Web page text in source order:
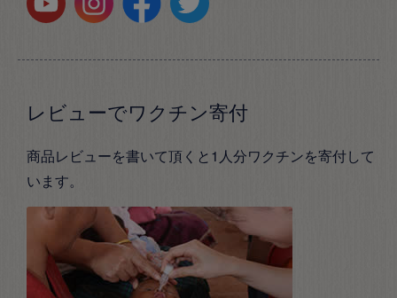
レビューでワクチン寄付
商品レビューを書いて頂くと1人分ワクチンを寄付して
います。